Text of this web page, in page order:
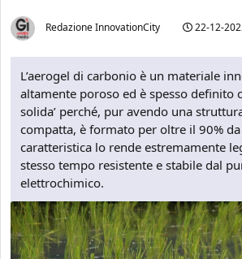
Redazione InnovationCity 22-12-
L’aerogel di carbonio è un materiale
altamente poroso ed è spesso definito
solida’ perché, pur avendo una
compatta, è formato per oltre il 90%
caratteristica lo rende estremamente
stesso tempo resistente e stabile dal
elettrochimico.